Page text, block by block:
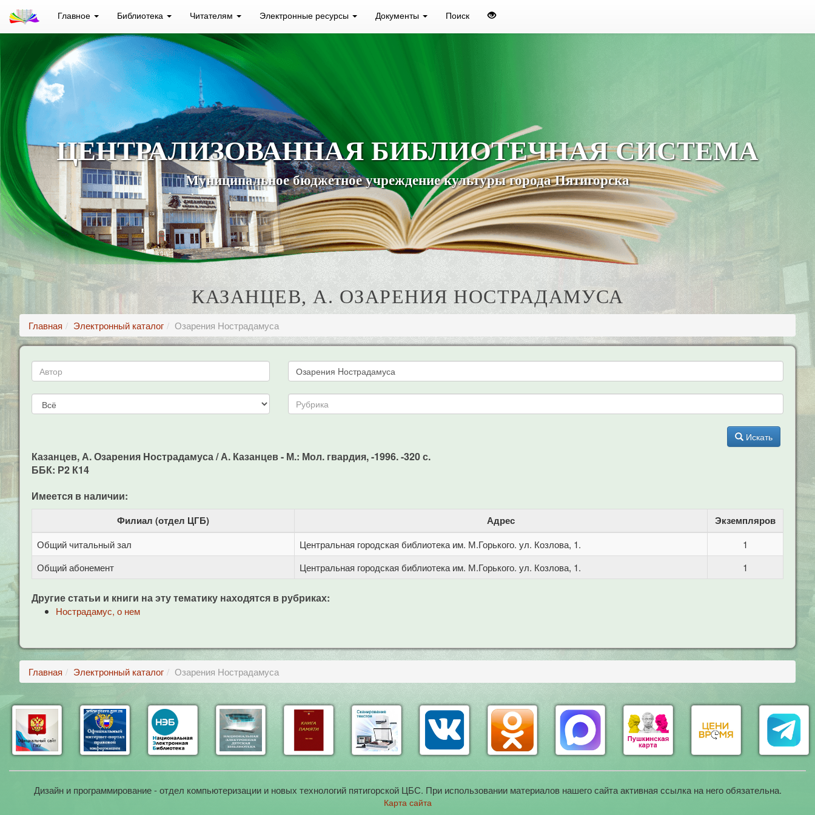
Главное Библиотека Читателям Электронные ресурсы Документы Поиск
ЦЕНТРАЛИЗОВАННАЯ БИБЛИОТЕЧНАЯ СИСТЕМА
Муниципальное бюджетное учреждение культуры города Пятигорска
КАЗАНЦЕВ, А. ОЗАРЕНИЯ HОСТРАДАМУСА
Главная Электронный каталог Озарения Hострадамуса
Искать
Казанцев, А. Озарения Hострадамуса / А. Казанцев - М.: Мол. гвардия, -1996. -320 с.
ББК: Р2 К14
Имеется в наличии:
Филиал (отдел ЦГБ) Адрес Экземпляров
Общий читальный зал Центральная городская библиотека им. М.Горького. ул. Козлова, 1.
1
Общий абонемент
Центральная городская библиотека им. М.Горького. ул. Козлова, 1. 1
Другие статьи и книги на эту тематику находятся в рубриках:
Нострадамус, о нем
Главная Электронный каталог Озарения Hострадамуса
Дизайн и программирование - отдел компьютеризации и новых технологий пятигорской ЦБС. При использовании материалов нашего сайта активная ссылка на него обязательна.
Карта сайта